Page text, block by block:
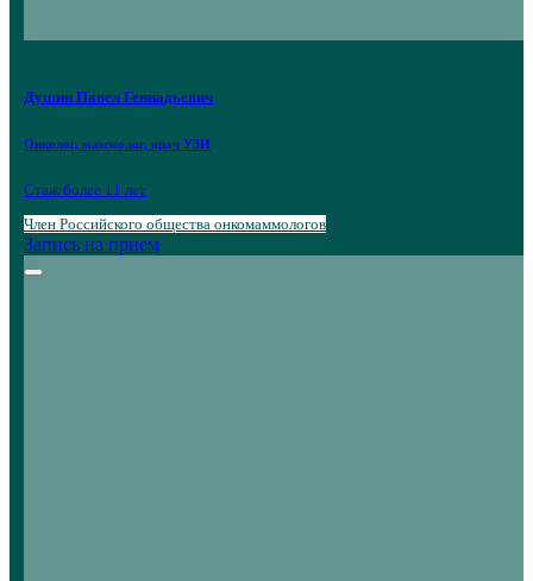
Душин Павел Геннадьевич
Онколог, маммолог, врач УЗИ
Стаж более 11 лет
Член Российского общества онкомаммологов
Запись на прием